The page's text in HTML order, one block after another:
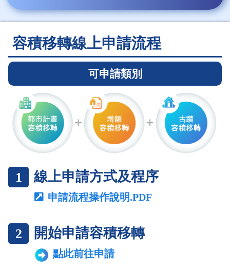
容積移轉線上申請流程
可申請類別
1 線上申請方式及程序
申請流程操作說明.PDF
2 開始申請容積移轉
點此前往申請